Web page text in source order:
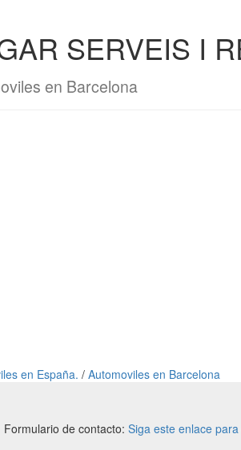
SERVEIS I
en Barcelona
en España. / Automoviles en Barcelona
Formulario de contacto: Siga este enlace